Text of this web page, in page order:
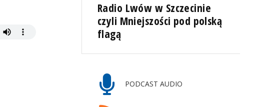
Radio Lwów w Szczecinie
czyli Mniejszości pod polską
flagą
PODCAST AUDIO